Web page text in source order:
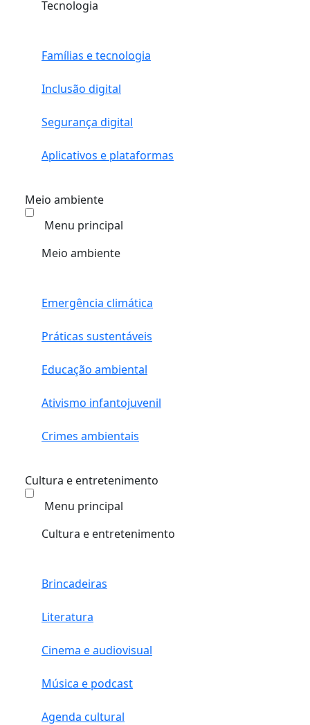
Tecnologia
Famílias e tecnologia
Inclusão digital
Segurança digital
Aplicativos e plataformas
Meio ambiente
Menu principal
Meio ambiente
Emergência climática
Práticas sustentáveis
Educação ambiental
Ativismo infantojuvenil
Crimes ambientais
Cultura e entretenimento
Menu principal
Cultura e entretenimento
Brincadeiras
Literatura
Cinema e audiovisual
Música e podcast
Agenda cultural